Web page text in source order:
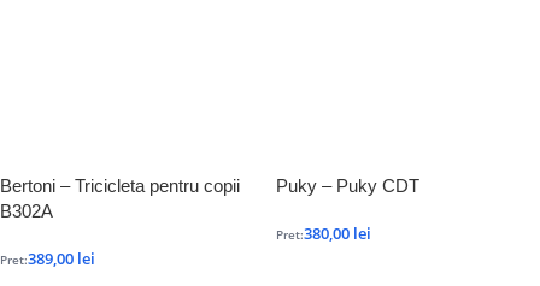
Bertoni – Tricicleta pentru copii
B302A
Pret:389,00 lei
Puky – Puky CDT
Pret:380,00 lei